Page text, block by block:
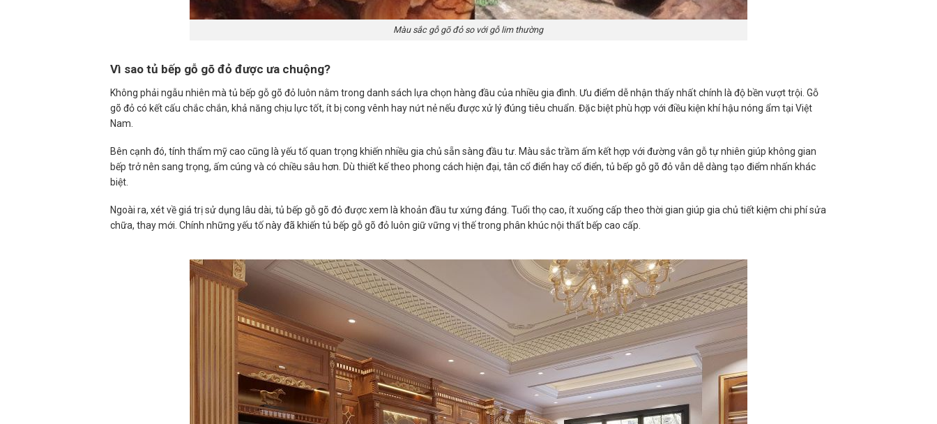
Màu sắc gỗ gõ đỏ so với gỗ lim thường
Vì sao tủ bếp gỗ gõ đỏ được ưa chuộng?
Không phải ngẫu nhiên mà tủ bếp gỗ gõ đỏ luôn nằm trong danh sách lựa chọn hàng đầu của nhiều gia đình. Ưu điểm dễ nhận thấy nhất chính là độ bền vượt trội. Gỗ
gõ đỏ có kết cấu chắc chắn, khả năng chịu lực tốt, ít bị cong vênh hay nứt nẻ nếu được xử lý đúng tiêu chuẩn. Đặc biệt phù hợp với điều kiện khí hậu nóng ẩm tại Việt
Nam.
Bên cạnh đó, tính thẩm mỹ cao cũng là yếu tố quan trọng khiến nhiều gia chủ sẵn sàng đầu tư. Màu sắc trầm ấm kết hợp với đường vân gỗ tự nhiên giúp không gian
bếp trở nên sang trọng, ấm cúng và có chiều sâu hơn. Dù thiết kế theo phong cách hiện đại, tân cổ điển hay cổ điển, tủ bếp gỗ gõ đỏ vẫn dễ dàng tạo điểm nhấn khác
biệt.
Ngoài ra, xét về giá trị sử dụng lâu dài, tủ bếp gỗ gõ đỏ được xem là khoản đầu tư xứng đáng. Tuổi thọ cao, ít xuống cấp theo thời gian giúp gia chủ tiết kiệm chi phí sửa
chữa, thay mới. Chính những yếu tố này đã khiến tủ bếp gỗ gõ đỏ luôn giữ vững vị thế trong phân khúc nội thất bếp cao cấp.